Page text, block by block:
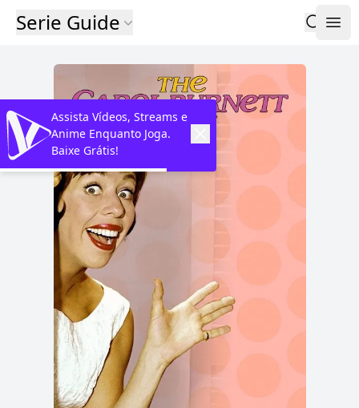
Serie Guide
Assista Vídeos, Streams e
Anime Enquanto Joga.
Baixe Grátis!